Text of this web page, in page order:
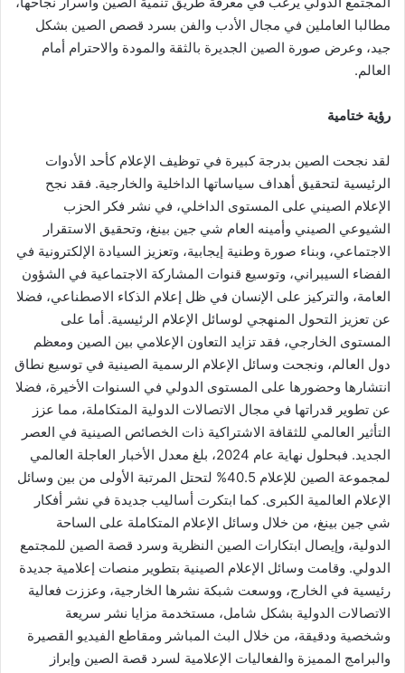
مطالبا العاملين في مجال الأدب والفن بسرد قصص الصين بشكل
جيد، وعرض صورة الصين الجديرة بالثقة والمودة والاحترام أمام
العالم.
رؤية ختامية
لقد نجحت الصين بدرجة كبيرة في توظيف الإعلام كأحد الأدوات
الرئيسية لتحقيق أهداف سياساتها الداخلية والخارجية. فقد نجح
الإعلام الصيني على المستوى الداخلي، في نشر فكر الحزب
الشيوعي الصيني وأمينه العام شي جين بينغ، وتحقيق الاستقرار
الاجتماعي، وبناء صورة وطنية إيجابية، وتعزيز السيادة الإلكترونية في
الفضاء السيبراني، وتوسيع قنوات المشاركة الاجتماعية في الشؤون
العامة، والتركيز على الإنسان في ظل إعلام الذكاء الاصطناعي، فضلا
عن تعزيز التحول المنهجي لوسائل الإعلام الرئيسية. أما على
المستوى الخارجي، فقد تزايد التعاون الإعلامي بين الصين ومعظم
دول العالم، ونجحت وسائل الإعلام الرسمية الصينية في توسيع نطاق
انتشارها وحضورها على المستوى الدولي في السنوات الأخيرة، فضلا
عن تطوير قدراتها في مجال الاتصالات الدولية المتكاملة، مما عزز
التأثير العالمي للثقافة الاشتراكية ذات الخصائص الصينية في العصر
الجديد. فبحلول نهاية عام 2024، بلغ معدل الأخبار العاجلة العالمي
لمجموعة الصين للإعلام 40.5% لتحتل المرتبة الأولى من بين وسائل
الإعلام العالمية الكبرى. كما ابتكرت أساليب جديدة في نشر أفكار
شي جين بينغ، من خلال وسائل الإعلام المتكاملة على الساحة
الدولية، وإيصال ابتكارات الصين النظرية وسرد قصة الصين للمجتمع
الدولي. وقامت وسائل الإعلام الصينية بتطوير منصات إعلامية جديدة
رئيسية في الخارج، ووسعت شبكة نشرها الخارجية، وعززت فعالية
الاتصالات الدولية بشكل شامل، مستخدمة مزايا نشر سريعة
وشخصية ودقيقة، من خلال البث المباشر ومقاطع الفيديو القصيرة
والبرامج المميزة والفعاليات الإعلامية لسرد قصة الصين وإبراز